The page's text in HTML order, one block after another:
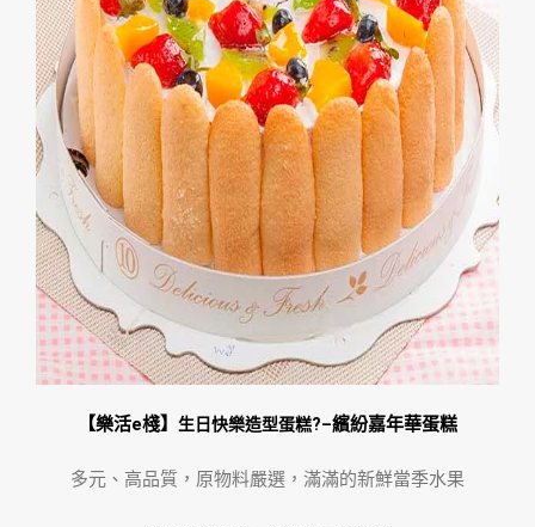
【樂活e棧】 生日快樂造型蛋糕?–繽紛嘉年華蛋糕
多元、高品質，原物料嚴選，滿滿的新鮮當季水果